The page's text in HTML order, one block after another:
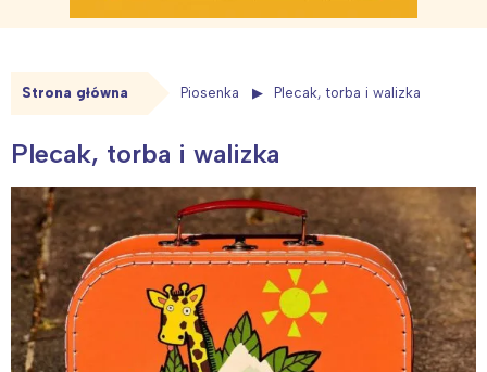
Strona główna Piosenka Plecak, torba i walizka
Plecak, torba i walizka